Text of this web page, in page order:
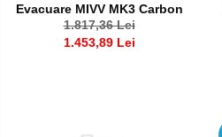
Evacuare MIVV MK3 Carbon
1.817,36 Lei
1.453,89 Lei